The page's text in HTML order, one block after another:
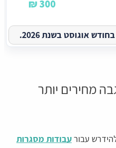
300 ₪
אוגוסט בשנת 2026.
מחירים יותר
עבורעבודות מסגרות